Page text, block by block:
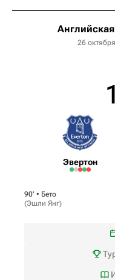
26
Эвертон
1
90‎’‎ • Бето
(Эшли Янг)